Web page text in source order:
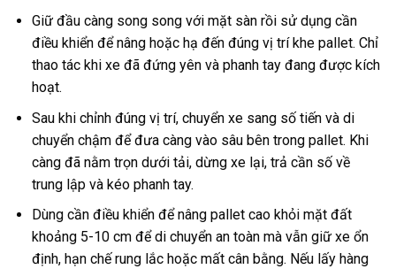
Giữ đầu càng song song với mặt sàn rồi sử dụng cần
điều khiển để nâng hoặc hạ đến đúng vị trí khe pallet. Chỉ
thao tác khi xe đã đứng yên và phanh tay đang được kích
hoạt.
Sau khi chỉnh đúng vị trí, chuyển xe sang số tiến và di
chuyển chậm để đưa càng vào sâu bên trong pallet. Khi
càng đã nằm trọn dưới tải, dừng xe lại, trả cần số về
trung lập và kéo phanh tay.
Dùng cần điều khiển để nâng pallet cao khỏi mặt đất
khoảng 5-10 cm để di chuyển an toàn mà vẫn giữ xe ổn
định, hạn chế rung lắc hoặc mất cân bằng. Nếu lấy hàng